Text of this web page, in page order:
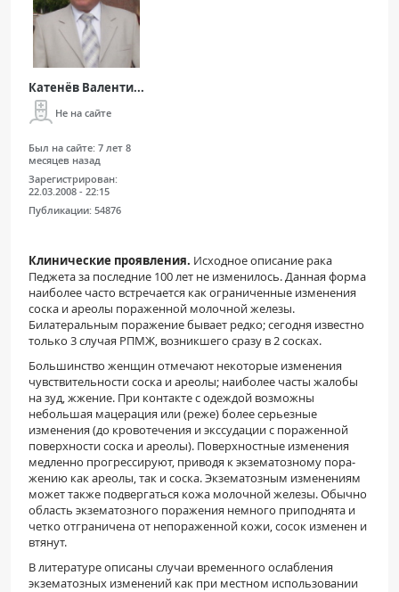
Катенёв Валенти...
Не на сайте
Был на сайте: 7 лет 8
месяцев назад
Зарегистрирован:
22.03.2008 - 22:15
Публикации: 54876
Клинические проявления. Исходное описание рака
Педжета за последние 100 лет не изменилось. Данная форма
наиболее часто встречается как ог­раниченные изменения
соска и ареолы поражен­ной молочной железы.
Билатеральным поражение бывает редко; сегодня известно
только 3 случая РПМЖ, возникшего сразу в 2 сосках.
Большинство женщин отмечают некоторые изменения
чувствительности соска и ареолы; наи­более часты жалобы
на зуд, жжение. При контакте с одеждой возможны
небольшая мацерация или (реже) более серьезные
изменения (до кровотече­ния и экссудации с пораженной
поверхности со­ска и ареолы). Поверхностные изменения
медлен­но прогрессируют, приводя к экзематозному пора­
жению как ареолы, так и соска. Экзематозным из­менениям
может также подвергаться кожа молоч­ной железы. Обычно
область экзематозного пора­жения немного приподнята и
четко отграничена от непораженной кожи, сосок изменен и
втянут.
В литературе описаны случаи временного ос­лабления
экзематозных изменений как при мест­ном использовании